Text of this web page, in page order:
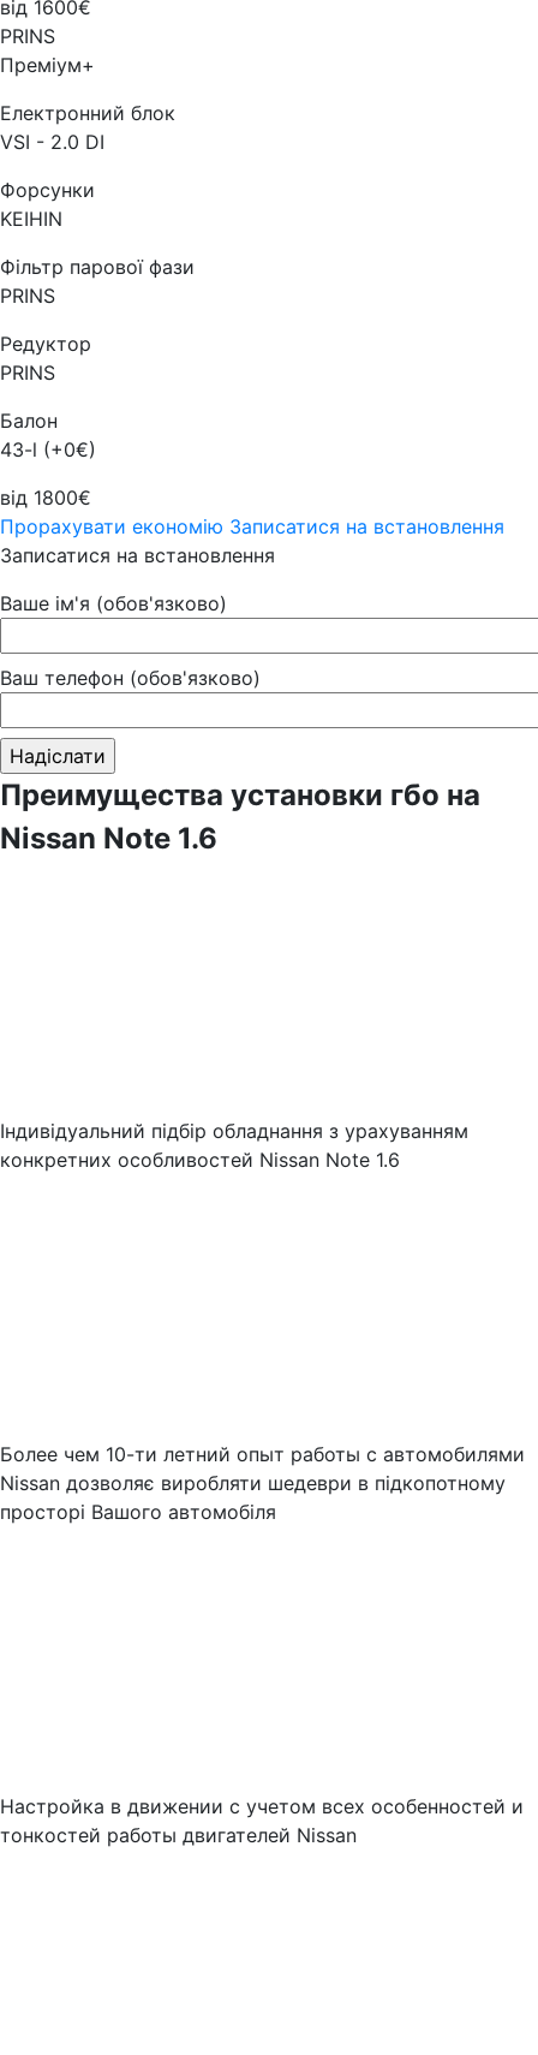
від 1600€
PRINS
Преміум+
Електронний блок
VSI - 2.0 DI
Форсунки
KEIHIN
Фільтр парової фази
PRINS
Редуктор
PRINS
Балон
43-l (+0€)
від 1800€
Прорахувати економію Записатися на встановлення
Записатися на встановлення
Ваше ім'я (обов'язково)
Ваш телефон (обов'язково)
Преимущества установки гбо на
Nissan Note 1.6
Індивідуальний підбір обладнання з урахуванням
конкретних особливостей Nissan Note 1.6
Более чем 10-ти летний опыт работы с автомобилями
Nissan дозволяє виробляти шедеври в підкопотному
просторі Вашого автомобіля
Настройка в движении с учетом всех особенностей и
тонкостей работы двигателей Nissan